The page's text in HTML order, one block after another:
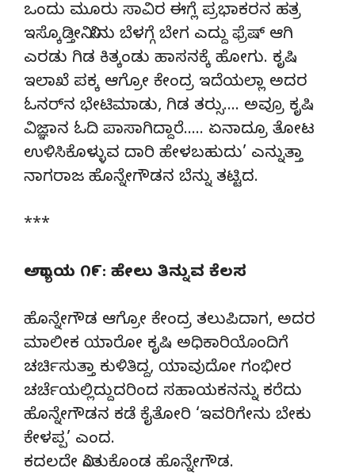
ಒಂದು ಮೂರು ಸಾವಿರ ಈಗ್ಲೆ ಪ್ರಭಾಕರನ ಹತ್ರ
ಇಸ್ಕೊಡ್ತೀನಿ. ನೀನು ಬೆಳಗ್ಗೆ ಬೇಗ ಎದ್ದು ಫ್ರೆಷ್ ಆಗಿ
ಎರಡು ಗಿಡ ಕಿತ್ಕಂಡು ಹಾಸನಕ್ಕೆ ಹೋಗು. ಕೃಷಿ
ಇಲಾಖೆ ಪಕ್ಕ ಆಗ್ರೋ ಕೇಂದ್ರ ಇದೆಯಲ್ಲಾ ಅದರ
ಓನರ್‌ನ ಭೇಟಿಮಾಡು, ಗಿಡ ತರ‍್ಸು…. ಅವ್ರೂ ಕೃಷಿ
ವಿಜ್ಞಾನ ಓದಿ ಪಾಸಾಗಿದ್ದಾರೆ….. ಏನಾದ್ರೂ ತೋಟ
ಉಳಿಸಿಕೊಳ್ಳುವ ದಾರಿ ಹೇಳಬಹುದು’ ಎನ್ನುತ್ತಾ
ನಾಗರಾಜ ಹೊನ್ನೇಗೌಡನ ಬೆನ್ನು ತಟ್ಟಿದ.
***
ಅಧ್ಯಾಯ ೧೯: ಹೇಲು ತಿನ್ನುವ ಕೆಲಸ
ಹೊನ್ನೇಗೌಡ ಆಗ್ರೋ ಕೇಂದ್ರ ತಲುಪಿದಾಗ, ಅದರ
ಮಾಲೀಕ ಯಾರೋ ಕೃಷಿ ಅಧಿಕಾರಿಯೊಂದಿಗೆ
ಚರ್ಚಿಸುತ್ತಾ ಕುಳಿತಿದ್ದ, ಯಾವುದೋ ಗಂಭೀರ
ಚರ್ಚೆಯಲ್ಲಿದ್ದುದರಿಂದ ಸಹಾಯಕನನ್ನು ಕರೆದು
ಹೊನ್ನೇಗೌಡನ ಕಡೆ ಕೈತೋರಿ ‘ಇವರಿಗೇನು ಬೇಕು
ಕೇಳಪ್ಪ’ ಎಂದ.
ಕದಲದೇ ನಿಂತುಕೊಂಡ ಹೊನ್ನೇಗೌಡ.